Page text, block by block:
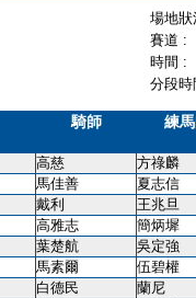
場地
賽道 :
時間 :
分段
騎師 練
高慈 方祿麟
馬佳善 夏志信
戴利 王兆旦
高雅志 簡炳墀
葉楚航 吳定強
馬素爾 伍碧權
白德民 蘭尼